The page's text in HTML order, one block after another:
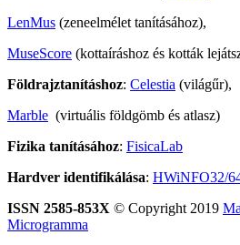
LenMus (zeneelmélet tanításához),
MuseScore (kottaíráshoz és kották
Földrajztanításhoz: Celestia (világűr),
Marble (virtuális földgömb és atlasz)
Fizika tanításához: FisicaLab
Hardver identifikálása: HWiNFO32/
ISSN 2585-853X © Copyright 2019
Microgramma